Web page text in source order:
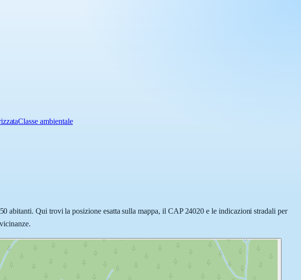
Classe ambientale
Qui trovi la posizione esatta sulla mappa, il CAP 24020 e le indicazioni stradali per